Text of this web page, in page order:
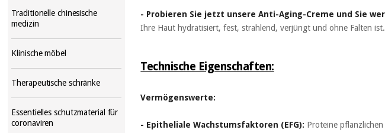
Traditionelle chinesische
medizin
Klinische möbel
Therapeutische schränke
Essentielles schutzmaterial für
coronaviren
- Probieren Sie jetzt unsere Anti-Aging-Creme und Sie
Ihre Haut hydratisiert, fest, strahlend, verjüngt und ohne Falten ist.
Technische Eigenschaften:
Vermögenswerte:
- Epitheliale Wachstumsfaktoren (EFG): Proteine